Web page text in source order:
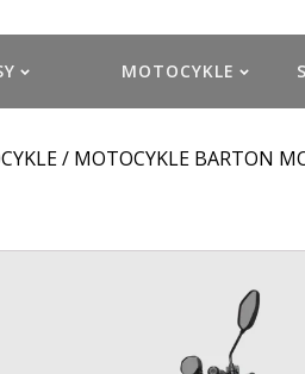
MOTOCYKLE
/ MOTOCYKLE BARTON